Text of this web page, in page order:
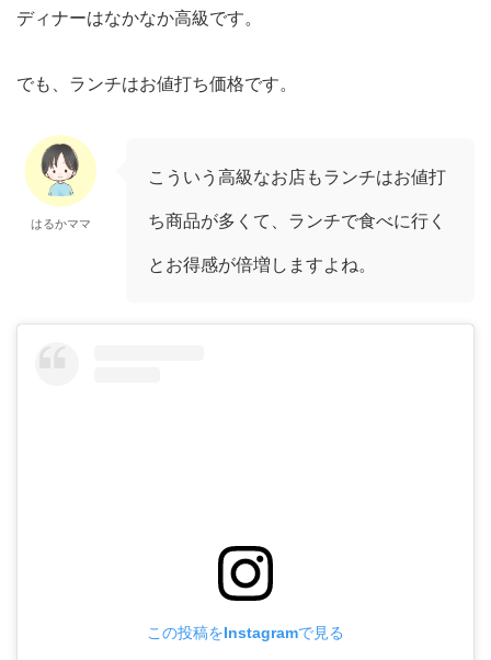
ディナーはなかなか高級です。
でも、ランチはお値打ち価格です。
はるかママ
こういう高級なお店もランチはお値打
ち商品が多くて、ランチで食べに行く
とお得感が倍増しますよね。
この投稿をInstagramで見る